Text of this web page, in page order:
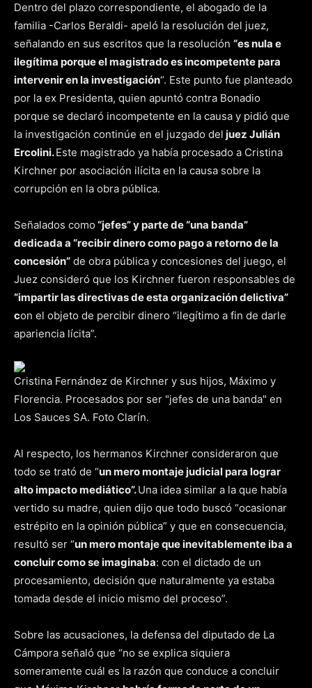
Dentro del plazo correspondiente, el abogado de la
familia -Carlos Beraldi- apeló la resolución del juez,
señalando en sus escritos que la resolución “es nula e
ilegítima porque el magistrado es incompetente para
intervenir en la investigación“. Este punto fue planteado
por la ex Presidenta, quien apuntó contra Bonadio
porque se declaró incompetente en la causa y pidió que
la investigación continúe en el juzgado del juez Julián
Ercolini.Este magistrado ya había procesado a Cristina
Kirchner por asociación ilícita en la causa sobre la
corrupción en la obra pública.
Señalados como “jefes” y parte de “una banda”
dedicada a “recibir dinero como pago a retorno de la
concesión” de obra pública y concesiones del juego, el
Juez consideró que los Kirchner fueron responsables de
“impartir las directivas de esta organización delictiva”
con el objeto de percibir dinero “ilegítimo a fin de darle
apariencia lícita”.
Cristina Fernández de Kirchner y sus hijos, Máximo y
Florencia. Procesados por ser "jefes de una banda" en
Los Sauces SA. Foto Clarín.
Al respecto, los hermanos Kirchner consideraron que
todo se trató de “un mero montaje judicial para lograr
alto impacto mediático”.Una idea similar a la que había
vertido su madre, quien dijo que todo buscó “ocasionar
estrépito en la opinión pública” y que en consecuencia,
resultó ser “un mero montaje que inevitablemente iba a
concluir como se imaginaba: con el dictado de un
procesamiento, decisión que naturalmente ya estaba
tomada desde el inicio mismo del proceso”.
Sobre las acusaciones, la defensa del diputado de La
Cámpora señaló que “no se explica siquiera
someramente cuál es la razón que conduce a concluir